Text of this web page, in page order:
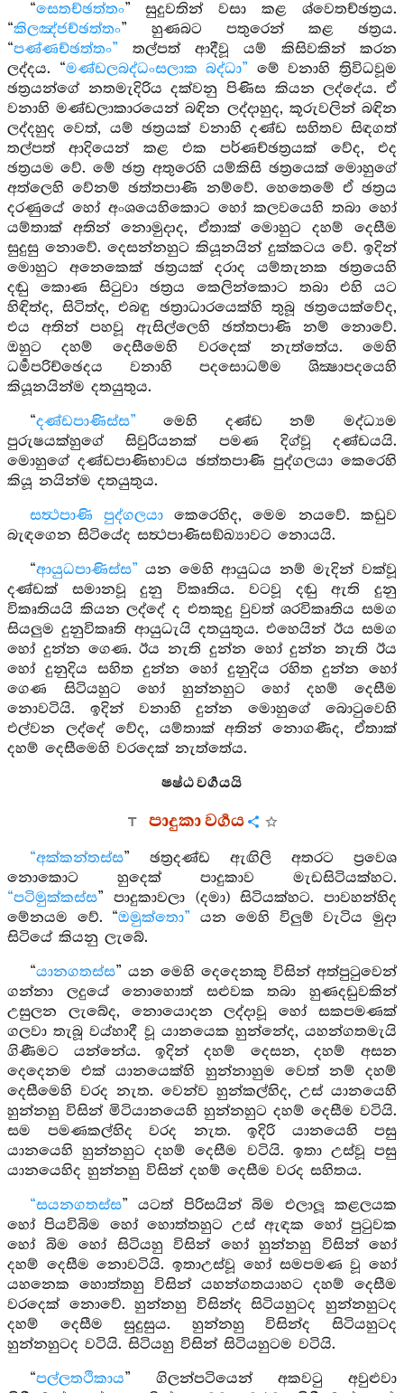
“සෙතච්ඡත්තං” සුදුවතින් වසා කළ ශ්වෙතච්ඡත්‍රය.
“කිලඤ්ජච්ඡත්තං” හුණබට පතුරෙන් කළ ඡත්‍රය.
“පණ්ණච්ඡත්තං” තල්පත් ආදීවූ යම් කිසිවකින් කරන
ලද්දය. “මණ්ඩලබද්ධංසලාක බද්ධා” මේ වනාහි ත්‍රිවිධවූම
ඡත්‍රයන්ගේ නතමැදිරිය දක්වනු පිණිස කියන ලද්දේය. ඒ
වනාහි මණ්ඩලාකාරයෙන් බඳින ලද්දාහුද, කූරුවලින් බඳින
ලද්දහුද වෙත්, යම් ඡත්‍රයක් වනාහි දණ්ඩ සහිතව සිඳගත්
තල්පත් ආදියෙන් කළ එක පර්ණච්ඡත්‍රයක් වේද, එද
ඡත්‍රයම වේ. මේ ඡත්‍ර අතුරෙහි යම්කිසි ඡත්‍රයෙක් මොහුගේ
අත්ලෙහි වේනම් ඡත්තපාණි නම්වේ. හෙතෙමේ ඒ ඡත්‍රය
දරණුයේ හෝ අංශයෙහිකොට හෝ කලවයෙහි තබා හෝ
යම්තාක් අතින් නොමුදාද, ඒතාක් මොහුට දහම් දෙසීම
සුදුසු නොවේ. දෙසන්නහුට කියූනයින් දුක්කටය වේ. ඉදින්
මොහුට අනෙකෙක් ඡත්‍රයක් දරාද යම්තැනක ඡත්‍රයෙහි
දඬු කොණ සිටුවා ඡත්‍රය කෙලින්කොට තබා එහි යට
හිඳිත්ද, සිටිත්ද, එබඳු ඡත්‍රාධාරයෙක්හි තුබූ ඡත්‍රයෙක්වේද,
එය අතින් පහවූ ඇසිල්ලෙහි ඡත්තපාණි නම් නොවේ.
ඔහුට දහම් දෙසීමෙහි වරදෙක් නැත්තේය. මෙහි
ධර්‍මපරිච්ඡෙදය වනාහි පදසොධම්ම ශික්‍ෂාපදයෙහි
කියූනයින්ම දතයුතුය.
“දණ්ඩපාණිස්ස” මෙහි දණ්ඩ නම් මද්ධ්‍යම
පුරුෂයක්හුගේ සිවුරියනක් පමණ දිග්වූ දණ්ඩයයි.
මොහුගේ දණ්ඩපාණිභාවය ඡත්තපාණි පුද්ගලයා කෙරෙහි
කියූ නයින්ම දතයුතුය.
සත්‍ථපාණි පුද්ගලයාකෙරෙහිද, මෙම නයවේ. කඩුව
බැඳගෙන සිටියේද සත්‍ථපාණිසඞ්ඛ්‍යාවට නොයයි.
“ආයුධපාණිස්ස” යන මෙහි ආයුධය නම් මැදින් වක්වූ
දණ්ඩක් සමානවූ දුනු විකෘතිය. වටවූ දඬු ඇති දුනු
විකෘතියයි කියන ලද්දේ ද එතකුදු වුවත් ශරවිකෘතිය සමග
සියලුම දුනුවිකෘති ආයුධැයි දතයුතුය. එහෙයින් ඊය සමග
හෝ දුන්න ගෙණ. ඊය නැති දුන්න හෝ දුන්න නැති ඊය
හෝ දුනුදිය සහිත දුන්න හෝ දුනුදිය රහිත දුන්න හෝ
ගෙණ සිටියහුට හෝ හුන්නහුට හෝ දහම් දෙසීම
නොවටියි. ඉදින් වනාහි දුන්න මොහුගේ බොටුවෙහි
එල්වන ලද්දේ වේද, යම්තාක් අතින් නොගණීද, ඒතාක්
දහම් දෙසීමෙහි වරදෙක් නැත්තේය.
ෂෂ්ඨ වර්‍ගයයි
පාදුකා වර්‍ගය
“අක්කන්තස්ස” ඡත්‍රදණ්ඩ ඇඟිලි අතරට ප්‍රවෙශ
නොකොට හුදෙක් පාදුකාව මැඩසිටියක්හට.
“පටිමුක්කස්ස” පාදුකාවලා (දමා) සිටියක්හට. පාවහන්හිද
මේනයම වේ. “ඔමුක්තො” යන මෙහි විලුම් වැටිය මුදා
සිටියේ කියනු ලැබේ.
“යානගතස්ස” යන මෙහි දෙදෙනකු විසින් අත්පුටුවෙන්
ගන්නා ලදුයේ නොහොත් සළුවක තබා හුණදඩුවකින්
උසුලන ලැබේද, නොයොදන ලද්දාවූ හෝ සකපමණක්
ගලවා තැබූ වය්හාදී වූ යානයෙක හුන්නේද, යහන්ගතමැයි
ගිණීමට යන්නේය. ඉදින් දහම් දෙසන, දහම් අසන
දෙදෙනම එක් යානයෙක්හි හුන්නාහුම වෙත් නම් දහම්
දෙසීමෙහි වරද නැත. වෙන්ව හුන්කල්හිද, උස් යානයෙහි
හුන්නහු විසින් මිටියානයෙහි හුන්නහුට දහම් දෙසීම වටියි.
සම පමණකල්හිද වරද නැත. ඉදිරි යානයෙහි පසු
යානයෙහි හුන්නහුට දහම් දෙසීම වටියි. ඉතා උස්වූ පසු
යානයෙහිද හුන්නහු විසින් දහම් දෙසීම වරද සහිතය.
“සයනගතස්ස” යටත් පිරිසයින් බිම එලාලූ කළලයක
හෝ පියවිබිම හෝ හොත්තහුට උස් ඇඳක හෝ පුටුවක
හෝ බිම හෝ සිටියහු විසින් හෝ හුන්නහු විසින් හෝ
දහම් දෙසීම නොවටියි. ඉතාඋස්වූ හෝ සමපමණ වූ හෝ
යහනෙක හොත්තහු විසින් යහන්ගතයාහට දහම් දෙසීම
වරදෙක් නොවේ. හුන්නහු විසින්ද සිටියහුටද හුන්නහුටද
දහම් දෙසීම සුදුසුය. හුන්නහු විසින්ද සිටියහුටද
හුන්නහුටද වටියි. සිටියහු විසින් සිටියහුටම වටියි.
“පල්ලතථිකාය” ගිලන්පටියෙන් අකවටු අවුළුවා